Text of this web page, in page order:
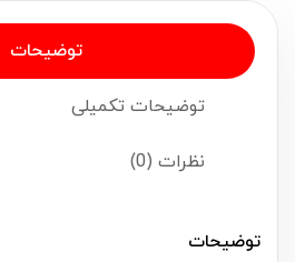
توضیحات
توضیحات تکمیلی
نظرات (0)
توضیحات